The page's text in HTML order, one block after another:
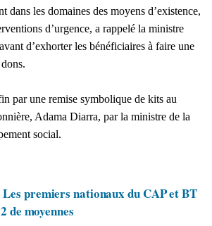
dans les domaines des moyens d’existence,
d’urgence, a rappelé la ministre
d’exhorter les bénéficiaires à faire une
par une remise symbolique de kits au
Adama Diarra, par la ministre de la
social.
premiers nationaux du CAP et BT
de moyennes